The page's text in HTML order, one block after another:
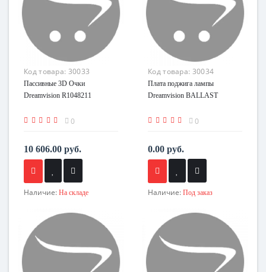
Код товара: 30033
Пассивные 3D Очки
Dreamvision R1048211
0
10 606.00 руб.
Наличие: На складе
Код товара: 30034
Плата поджига лампы
Dreamvision BALLAST
0
0.00 руб.
Наличие: Под заказ